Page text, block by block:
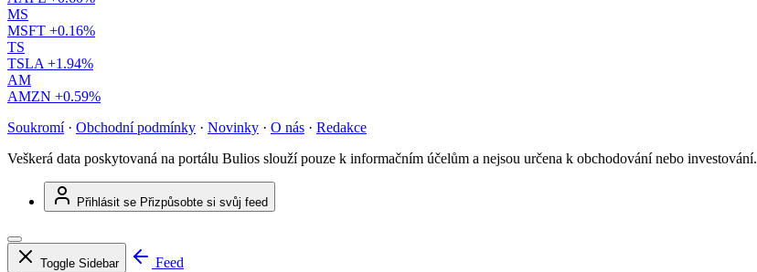
MS
MSFT +0.16%
TS
TSLA +1.94%
AM
AMZN +0.59%
Soukromí · Obchodní podmínky · Novinky · O nás · Redakce
Veškerá data poskytovaná na portálu Bulios slouží pouze k informačním účelům a nejsou určena k obchodování nebo investování.
Přihlásit se Přizpůsobte si svůj feed
Toggle Sidebar
Feed